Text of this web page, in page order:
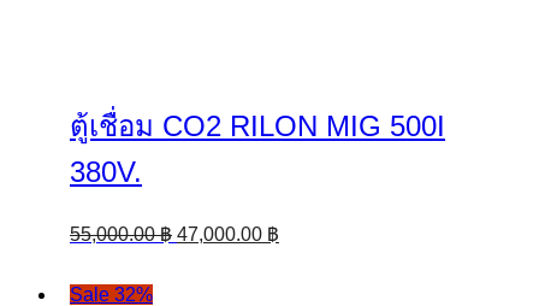
ตู้เชื่อม CO2 RILON MIG 500I
380V.
55,000.00฿ Original
47,000.00 ฿
Sale 32%